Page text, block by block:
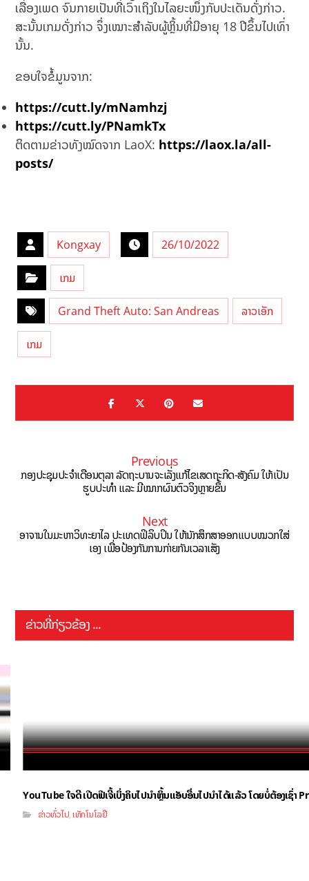
ເລື່ອງເພດ ຈົນກາຍເປັນທີ່ເວົ້າເຖິງໃນໄລຍະໜຶ່ງກັບປະເດັນດັ່ງກ່າວ.
ສະນັ້ນເກມດັ່ງກ່າວ ຈຶ່ງເໝາະສຳລັບຜູ້ຫຼິ້ນທີ່ມີອາຍຸ 18 ປີຂຶ້ນໄປເທົ່າ
ນັ້ນ.
ຂອບໃຈຂໍ້ມູນຈາກ:
https://cutt.ly/mNamhzj
https://cutt.ly/PNamkTx
ຕິດຕາມຂ່າວທັງໝົດຈາກ LaoX: https://laox.la/all-
posts/
Kongxay 26/10/2022
ເກມ
Grand Theft Auto: San Andreas ລາວເອັກ
ເກມ
Previous
ກອງປະຊຸມປະຈຳເດືອນຕຸລາ ລັດຖະບານຈະເລັ່ງແກ້ໄຂເສດຖະກິດ-ສັງຄົມ ໃຫ້ເປັນ
ຮູບປະທຳ ແລະ ມີໝາກຜົນຕົວຈິງຫຼາຍຂຶ້ນ
Next
ອາຈານໃນມະຫາວິທະຍາໄລ ປະເທດຟິລິບປິນ ໃຫ້ນັກສຶກສາອອກແບບໝວກໃສ່
ເອງ ເພື່ອປ້ອງກັນການກ່າຍກັນເວລາເສັງ
ຂ່າວທີ່ກ່ຽວຂ້ອງ ...
YouTube ໃຈດີ ເປີດຟີເຈີ້ເບິ່ງຄິບໄປນຳຫຼິ້ນແອັບອື່ນໄປນຳໄດ້ແລ້ວ ໂດຍບໍ່ຕ້ອງເຊົ່າ
ຂ່າວທົ່ວໄປ,ເທັກໂນໂລຢີ